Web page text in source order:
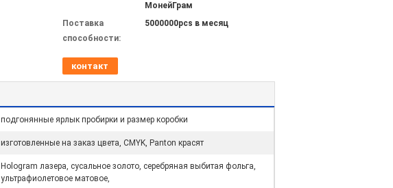
МонейГрам
Поставка
способности:
5000000pcs в месяц
контакт
подгонянные ярлык пробирки и размер коробки
изготовленные на заказ цвета, CMYK, Panton красят
Hologram лазера, сусальное золото, серебряная выбитая фольга,
ультрафиолетовое матовое,